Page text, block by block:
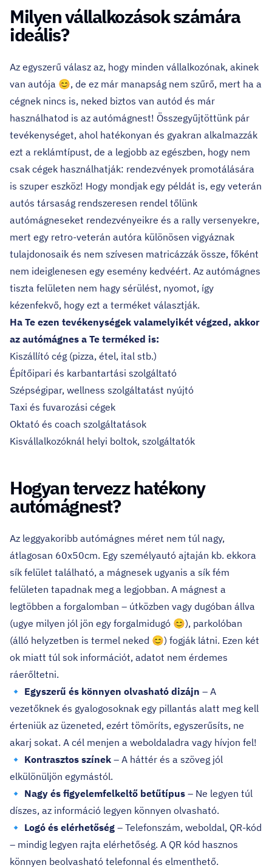
Milyen vállalkozások számára
ideális?
Az egyszerű válasz az, hogy minden vállalkozónak, akinek
van autója 😊, de ez már manapság nem szűrő, mert ha a
cégnek nincs is, neked biztos van autód és már
használhatod is az autómágnest! Összegyűjtöttünk pár
tevékenységet, ahol hatékonyan és gyakran alkalmazzák
ezt a reklámtípust, de a legjobb az egészben, hogy nem
csak cégek használhatják: rendezvények promotálására
is szuper eszköz! Hogy mondjak egy példát is, egy veterán
autós társaság rendszeresen rendel tőlünk
autómágneseket rendezvényeikre és a rally versenyekre,
mert egy retro-veterán autóra különösen vigyáznak
tulajdonosaik és nem szívesen matricázzák össze, főként
nem ideiglenesen egy esemény kedvéért. Az autómágnes
tiszta felületen nem hagy sérülést, nyomot, így
kézenfekvő, hogy ezt a terméket választják.
Ha Te ezen tevékenységek valamelyikét végzed, akkor
az autómágnes a Te terméked is:
Kiszállító cég (pizza, étel, ital stb.)
Építőipari és karbantartási szolgáltató
Szépségipar, wellness szolgáltatást nyújtó
Taxi és fuvarozási cégek
Oktató és coach szolgáltatások
Kisvállalkozóknál helyi boltok, szolgáltatók
Hogyan tervezz hatékony
autómágnest?
Az leggyakoribb autómágnes méret nem túl nagy,
átlagosan 60x50cm. Egy személyautó ajtaján kb. ekkora
sík felület található, a mágnesek ugyanis a sík fém
felületen tapadnak meg a legjobban. A mágnest a
legtöbben a forgalomban – útközben vagy dugóban állva
(ugye milyen jól jön egy forgalmidugó 😊), parkolóban
(álló helyzetben is termel neked 😊) fogják látni. Ezen két
ok miatt túl sok információt, adatot nem érdemes
ráerőltetni.
🔹 Egyszerű és könnyen olvasható dizájn – A
vezetőknek és gyalogosoknak egy pillantás alatt meg kell
érteniük az üzeneted, ezért tömöríts, egyszerűsíts, ne
akarj sokat. A cél menjen a weboldaladra vagy hívjon fel!
🔹 Kontrasztos színek – A háttér és a szöveg jól
elkülönüljön egymástól.
🔹 Nagy és figyelemfelkeltő betűtípus – Ne legyen túl
díszes, az információ legyen könnyen olvasható.
🔹 Logó és elérhetőség – Telefonszám, weboldal, QR-kód
– mindig legyen rajta elérhetőség. A QR kód hasznos
könnyen beolvasható telefonnal és elmenthető.